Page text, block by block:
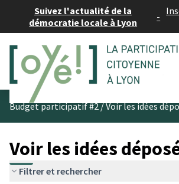
Suivez l'actualité de la
démocratie locale à Lyon
-
Budget participatif #2/Voir les idées
Voir les idées
Filtrer et rechercher